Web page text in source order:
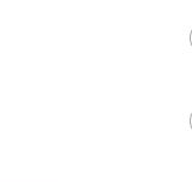
csökken a
hasmenés olyan